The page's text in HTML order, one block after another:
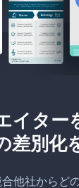
イター
差別化
他社からど